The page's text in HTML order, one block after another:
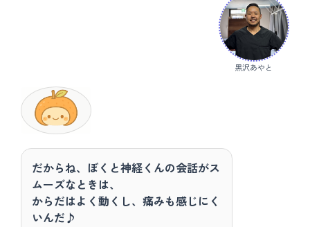
黒沢あやと
だからね、ぼくと神経くんの会話がス
ムーズなときは、
からだはよく動くし、痛みも感じにく
いんだ♪